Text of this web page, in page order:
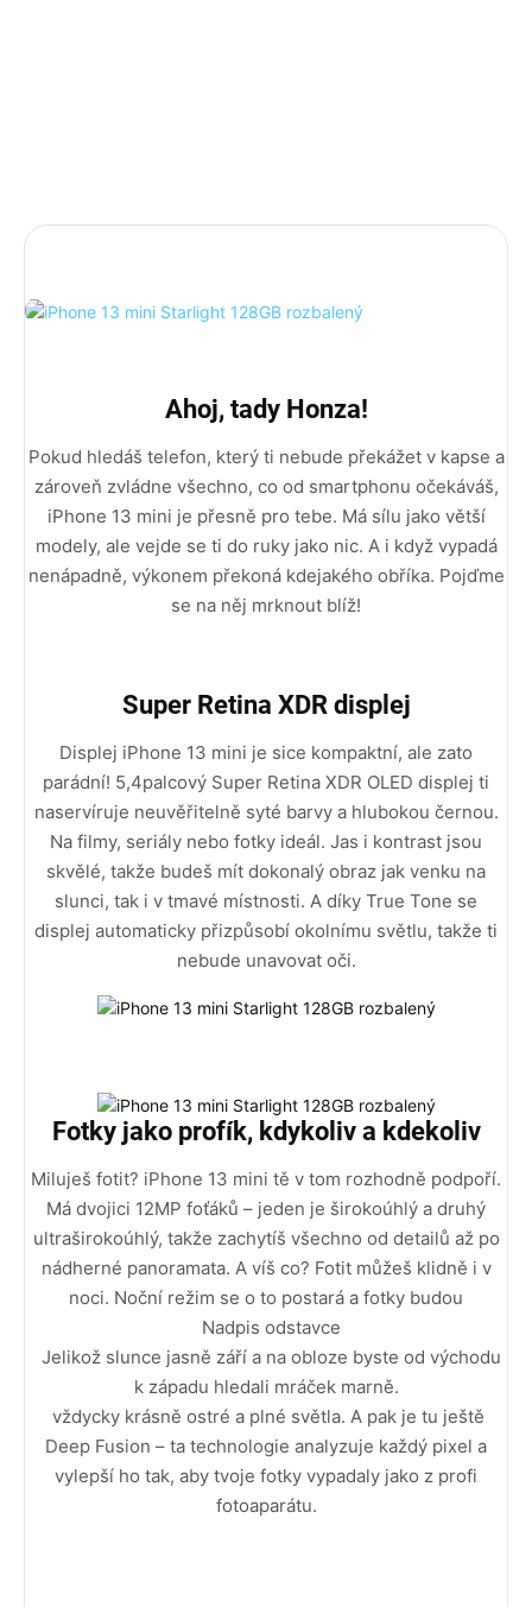
Ahoj, tady Honza!
Pokud hledáš telefon, který ti nebude překážet v kapse a
zároveň zvládne všechno, co od smartphonu očekáváš,
iPhone 13 mini je přesně pro tebe. Má sílu jako větší
modely, ale vejde se ti do ruky jako nic. A i když vypadá
nenápadně, výkonem překoná kdejakého obříka. Pojďme
se na něj mrknout blíž!
Super Retina XDR displej
Displej iPhone 13 mini je sice kompaktní, ale zato
parádní! 5,4palcový Super Retina XDR OLED displej ti
naservíruje neuvěřitelně syté barvy a hlubokou černou.
Na filmy, seriály nebo fotky ideál. Jas i kontrast jsou
skvělé, takže budeš mít dokonalý obraz jak venku na
slunci, tak i v tmavé místnosti. A díky True Tone se
displej automaticky přizpůsobí okolnímu světlu, takže ti
nebude unavovat oči.
Fotky jako profík, kdykoliv a kdekoliv
Miluješ fotit? iPhone 13 mini tě v tom rozhodně podpoří.
Má dvojici 12MP foťáků – jeden je širokoúhlý a druhý
ultraširokoúhlý, takže zachytíš všechno od detailů až po
nádherné panoramata. A víš co? Fotit můžeš klidně i v
noci. Noční režim se o to postará a fotky budou
Nadpis odstavce
Jelikož slunce jasně září a na obloze byste od východu
k západu hledali mráček marně.
vždycky krásně ostré a plné světla. A pak je tu ještě
Deep Fusion – ta technologie analyzuje každý pixel a
vylepší ho tak, aby tvoje fotky vypadaly jako z profi
fotoaparátu.